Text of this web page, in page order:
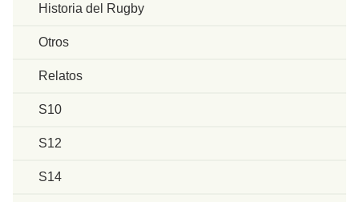
Historia del Rugby
Otros
Relatos
S10
S12
S14